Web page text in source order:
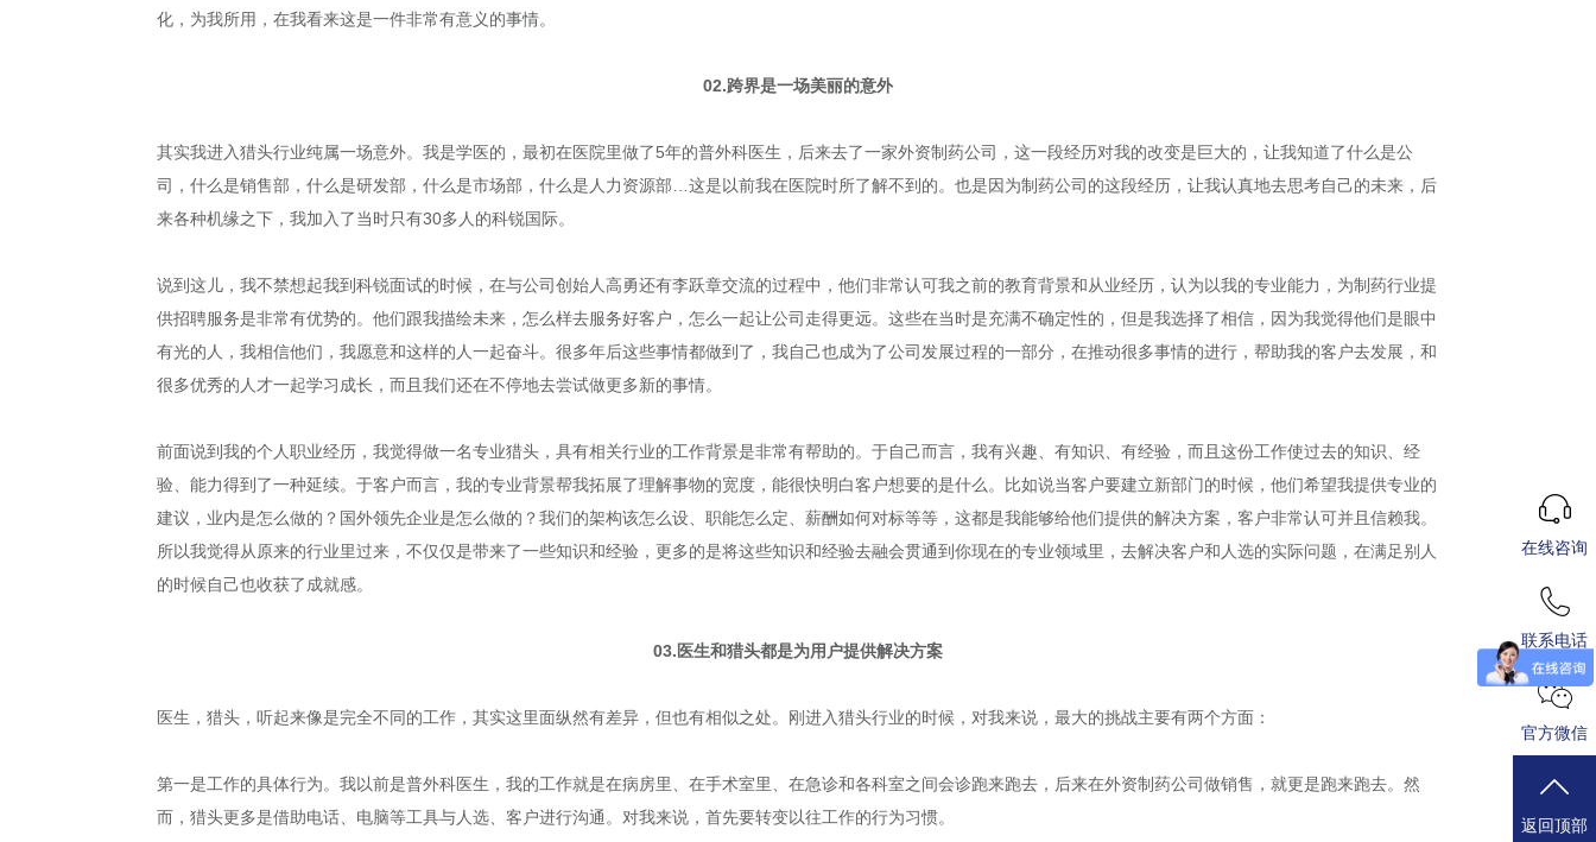
化，为我所用，在我看来这是一件非常有意义的事情。
02.跨界是一场美丽的意外
其实我进入猎头行业纯属一场意外。我是学医的，最初在医院里做了5年的普外科医生，后来去了一家外资制药公司，这一段经历对我的改变是巨大的，让我知道了什么是公
司，什么是销售部，什么是研发部，什么是市场部，什么是人力资源部…这是以前我在医院时所了解不到的。也是因为制药公司的这段经历，让我认真地去思考自己的未来，后
来各种机缘之下，我加入了当时只有30多人的科锐国际。
说到这儿，我不禁想起我到科锐面试的时候，在与公司创始人高勇还有李跃章交流的过程中，他们非常认可我之前的教育背景和从业经历，认为以我的专业能力，为制药行业提
供招聘服务是非常有优势的。他们跟我描绘未来，怎么样去服务好客户，怎么一起让公司走得更远。这些在当时是充满不确定性的，但是我选择了相信，因为我觉得他们是眼中
有光的人，我相信他们，我愿意和这样的人一起奋斗。很多年后这些事情都做到了，我自己也成为了公司发展过程的一部分，在推动很多事情的进行，帮助我的客户去发展，和
很多优秀的人才一起学习成长，而且我们还在不停地去尝试做更多新的事情。
前面说到我的个人职业经历，我觉得做一名专业猎头，具有相关行业的工作背景是非常有帮助的。于自己而言，我有兴趣、有知识、有经验，而且这份工作使过去的知识、经
验、能力得到了一种延续。于客户而言，我的专业背景帮我拓展了理解事物的宽度，能很快明白客户想要的是什么。比如说当客户要建立新部门的时候，他们希望我提供专业的
建议，业内是怎么做的？国外领先企业是怎么做的？我们的架构该怎么设、职能怎么定、薪酬如何对标等等，这都是我能够给他们提供的解决方案，客户非常认可并且信赖我。
所以我觉得从原来的行业里过来，不仅仅是带来了一些知识和经验，更多的是将这些知识和经验去融会贯通到你现在的专业领域里，去解决客户和人选的实际问题，在满足别人
的时候自己也收获了成就感。
03.医生和猎头都是为用户提供解决方案
医生，猎头，听起来像是完全不同的工作，其实这里面纵然有差异，但也有相似之处。刚进入猎头行业的时候，对我来说，最大的挑战主要有两个方面：
第一是工作的具体行为。我以前是普外科医生，我的工作就是在病房里、在手术室里、在急诊和各科室之间会诊跑来跑去，后来在外资制药公司做销售，就更是跑来跑去。然
而，猎头更多是借助电话、电脑等工具与人选、客户进行沟通。对我来说，首先要转变以往工作的行为习惯。
在线咨询
联系电话
官方微信
返回顶部